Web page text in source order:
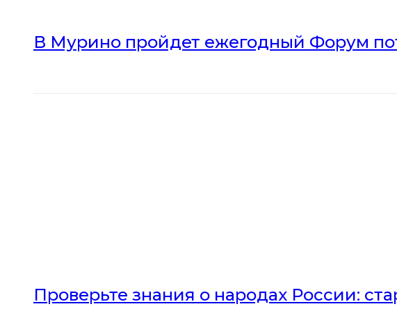
В Мурино пройдет ежегодный Форум
Проверьте знания о народах России: